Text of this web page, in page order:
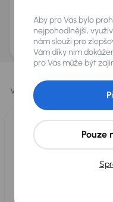
AURES Holdings a.s., se sídlem
uchovávat a zpracovávat vaše
zpracováníosobních údajů.
Vybrali
Vybíráme pro vás ty
Aby pro Vás bylo
nejpohodlnější,
nám slouží pro
Vám díky nim
pro Vás může být
Pouze